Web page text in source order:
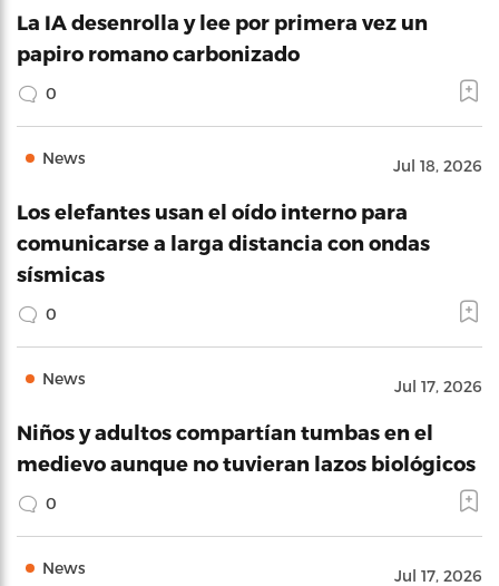
La IA desenrolla y lee por primera vez un
papiro romano carbonizado
0
News Jul 18, 2026
Los elefantes usan el oído interno para
comunicarse a larga distancia con ondas
sísmicas
0
News Jul 17, 2026
Niños y adultos compartían tumbas en el
medievo aunque no tuvieran lazos biológicos
0
News Jul 17, 2026